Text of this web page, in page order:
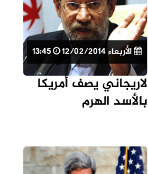
الأربعاء 12/02/2014
لاريجاني يصف أمريكا
بالأسد الهرم